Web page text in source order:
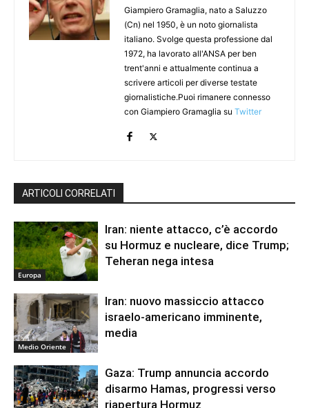
Giampiero Gramaglia, nato a Saluzzo
(Cn) nel 1950, è un noto giornalista
italiano. Svolge questa professione dal
1972, ha lavorato all'ANSA per ben
trent'anni e attualmente continua a
scrivere articoli per diverse testate
giornalistiche.Puoi rimanere connesso
con Giampiero Gramaglia su Twitter
ARTICOLI CORRELATI
Europa
Iran: niente attacco, c’è accordo
su Hormuz e nucleare, dice Trump;
Teheran nega intesa
Medio Oriente
Iran: nuovo massiccio attacco
israelo-americano imminente,
media
Gaza: Trump annuncia accordo
disarmo Hamas, progressi verso
riapertura Hormuz